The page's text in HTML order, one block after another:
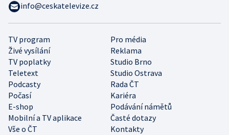
TV program
Pro média
Živé vysílání
Reklama
TV poplatky
Studio Brno
Teletext
Studio Ostrava
Podcasty
Rada ČT
Počasí
Kariéra
E-shop
Podávání námětů
Mobilní a TV aplikace
Časté dotazy
Vše o ČT
Kontakty
info@ceskatelevize.cz